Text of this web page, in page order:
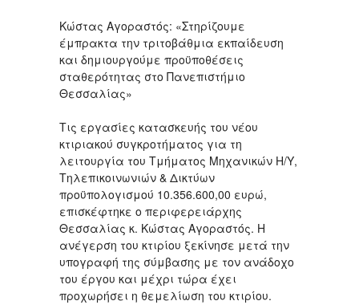
Κώστας Αγοραστός: «Στηρίζουμε
έμπρακτα την τριτοβάθμια εκπαίδευση
και δημιουργούμε προϋποθέσεις
σταθερότητας στο Πανεπιστήμιο
Θεσσαλίας»
Τις εργασίες κατασκευής του νέου
κτιριακού συγκροτήματος για τη
λειτουργία του Τμήματος Μηχανικών Η/Υ,
Τηλεπικοινωνιών & Δικτύων
προϋπολογισμού 10.356.600,00 ευρώ,
επισκέφτηκε ο περιφερειάρχης
Θεσσαλίας κ. Κώστας Αγοραστός. Η
ανέγερση του κτιρίου ξεκίνησε μετά την
υπογραφή της σύμβασης με τον ανάδοχο
του έργου και μέχρι τώρα έχει
προχωρήσει η θεμελίωση του κτιρίου.